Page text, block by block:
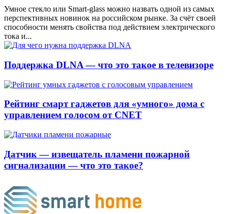
Умное стекло или Smart-glass можно назвать одной из самых
перспективных новинок на российском рынке. За счёт своей
способности менять свойства под действием электрического
тока и...
Поддержка DLNA — что это такое в телевизоре
Рейтинг смарт гаджетов для «умного» дома с
управлением голосом от CNET
Датчик — извещатель пламени пожарной
сигнализации — что это такое?